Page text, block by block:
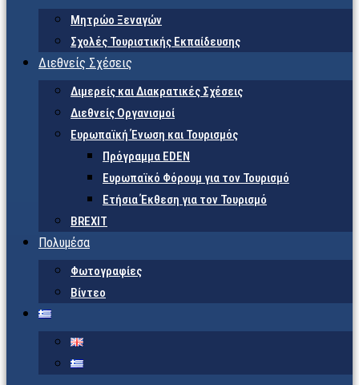
Μητρώο Ξεναγών
Σχολές Τουριστικής Εκπαίδευσης
Διεθνείς Σχέσεις
Διμερείς και Διακρατικές Σχέσεις
Διεθνείς Οργανισμοί
Ευρωπαϊκή Ένωση και Τουρισμός
Πρόγραμμα EDEN
Ευρωπαϊκό Φόρουμ για τον Τουρισμό
Ετήσια Έκθεση για τον Τουρισμό
BREXIT
Πολυμέσα
Φωτογραφίες
Βίντεο